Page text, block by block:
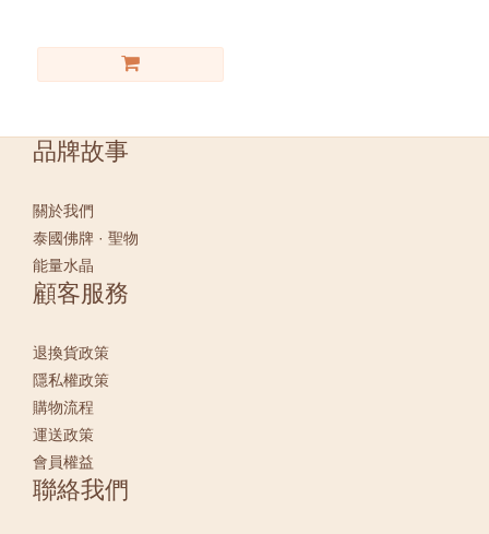
品牌故事
關於我們
泰國佛牌 · 聖物
能量水晶
顧客服務
退換貨政策
隱私權政策
購物流程
運送政策
會員權益
聯絡我們